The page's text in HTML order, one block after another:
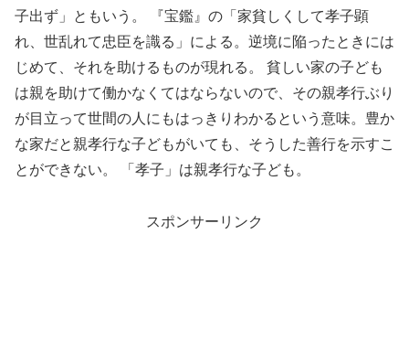
子出ず」ともいう。 『宝鑑』の「家貧しくして孝子顕
れ、世乱れて忠臣を識る」による。逆境に陥ったときには
じめて、それを助けるものが現れる。 貧しい家の子ども
は親を助けて働かなくてはならないので、その親孝行ぶり
が目立って世間の人にもはっきりわかるという意味。豊か
な家だと親孝行な子どもがいても、そうした善行を示すこ
とができない。 「孝子」は親孝行な子ども。
スポンサーリンク